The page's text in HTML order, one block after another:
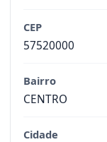
CEP
57520000
Bairro
CENTRO
Cidade